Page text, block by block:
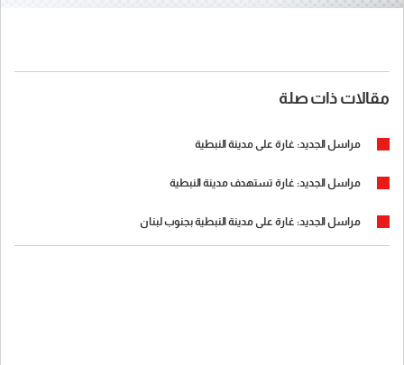
مقالات ذات صلة
مراسل الجديد: غارة على مدينة النبطية
مراسل الجديد: غارة تستهدف مدينة النبطية
مراسل الجديد: غارة على مدينة النبطية بجنوب لبنان